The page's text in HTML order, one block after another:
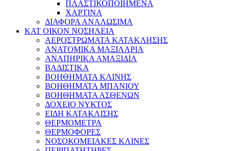
ΠΛΑΣΤΙΚΟΠΟΙΗΜΕΝΑ
ΧΑΡΤΙΝΑ
ΔΙΑΦΟΡΑ ΑΝΑΛΩΣΙΜΑ
ΚΑΤ ΟΙΚΟΝ ΝΟΣΗΛΕΙΑ
ΑΕΡΟΣΤΡΩΜΑΤΑ ΚΑΤΑΚΛΗΣΗΣ
ΑΝΑΤΟΜΙΚΑ ΜΑΞΙΛΑΡΙΑ
ΑΝΑΠΗΡΙΚΑ ΑΜΑΞΙΔΙΑ
ΒΑΔΙΣΤΙΚΑ
ΒΟΗΘΗΜΑΤΑ ΚΛΙΝΗΣ
ΒΟΗΘΗΜΑΤΑ ΜΠΑΝΙΟΥ
ΒΟΗΘΗΜΑΤΑ ΑΣΘΕΝΩΝ
ΔΟΧΕΙΟ ΝΥΚΤΟΣ
ΕΙΔΗ ΚΑΤΑΚΛΙΣΗΣ
ΘΕΡΜΟΜΕΤΡΑ
ΘΕΡΜΟΦΟΡΕΣ
ΝΟΣΟΚΟΜΕΙΑΚΕΣ ΚΛΙΝΕΣ